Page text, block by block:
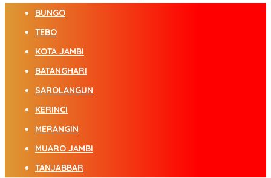
BUNGO
TEBO
KOTA JAMBI
BATANGHARI
SAROLANGUN
KERINCI
MERANGIN
MUARO JAMBI
TANJABBAR